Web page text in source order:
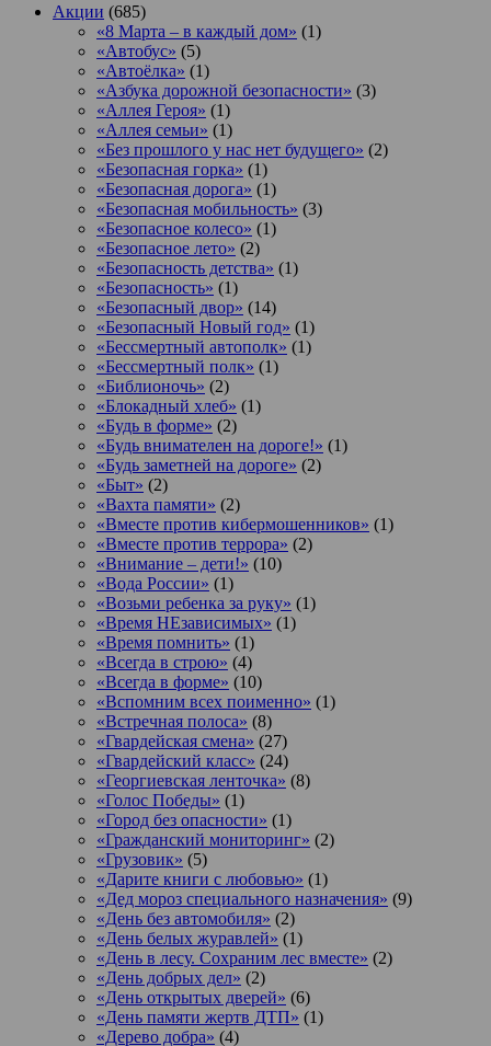
Акции (685)
«8 Марта – в каждый дом» (1)
«Автобус» (5)
«Автоёлка» (1)
«Азбука дорожной безопасности» (3)
«Аллея Героя» (1)
«Аллея семьи» (1)
«Без прошлого у нас нет будущего» (2)
«Безопасная горка» (1)
«Безопасная дорога» (1)
«Безопасная мобильность» (3)
«Безопасное колесо» (1)
«Безопасное лето» (2)
«Безопасность детства» (1)
«Безопасность» (1)
«Безопасный двор» (14)
«Безопасный Новый год» (1)
«Бессмертный автополк» (1)
«Бессмертный полк» (1)
«Библионочь» (2)
«Блокадный хлеб» (1)
«Будь в форме» (2)
«Будь внимателен на дороге!» (1)
«Будь заметней на дороге» (2)
«Быт» (2)
«Вахта памяти» (2)
«Вместе против кибермошенников» (1)
«Вместе против террора» (2)
«Внимание – дети!» (10)
«Вода России» (1)
«Возьми ребенка за руку» (1)
«Время НЕзависимых» (1)
«Время помнить» (1)
«Всегда в строю» (4)
«Всегда в форме» (10)
«Вспомним всех поименно» (1)
«Встречная полоса» (8)
«Гвардейская смена» (27)
«Гвардейский класс» (24)
«Георгиевская ленточка» (8)
«Голос Победы» (1)
«Город без опасности» (1)
«Гражданский мониторинг» (2)
«Грузовик» (5)
«Дарите книги с любовью» (1)
«Дед мороз специального назначения» (9)
«День без автомобиля» (2)
«День белых журавлей» (1)
«День в лесу. Сохраним лес вместе» (2)
«День добрых дел» (2)
«День открытых дверей» (6)
«День памяти жертв ДТП» (1)
«Дерево добра» (4)